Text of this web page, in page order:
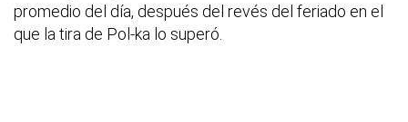
promedio del día, después del revés del feriado en el
que la tira de Pol-ka lo superó.